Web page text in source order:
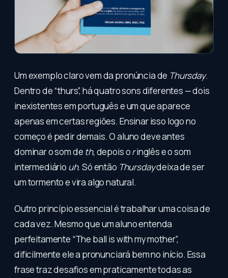
Um exemplo claro vem da pronúncia de Thursday.
Dentro de “thurs”, há quatro sons diferentes — dois
inexistentes em português e um que aparece
apenas em certas regiões. Ensinar isso logo no
começo é pedir demais. O aluno deve antes
dominar o som de th, depois oringlês e o som
intermediário uh. Só então Thursdaydeixa de ser
um tormento e vira algo natural.
Outro princípio essencial é trabalhar uma coisa de
cada vez. Mesmo que um aluno entenda
perfeitamente “The ball is with my mother”,
dificilmente ele a pronunciará bem no início. Essa
frase traz desafios em praticamente todas as